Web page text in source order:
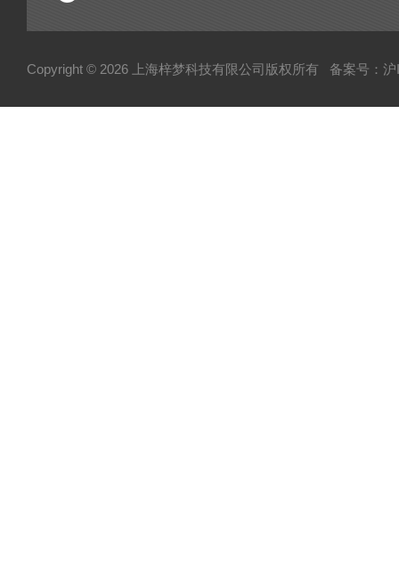
Copyright © 2026 上海梓梦科技有限公司版权所有 备案号：